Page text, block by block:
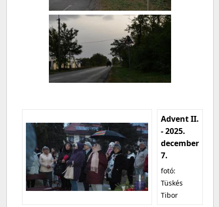
Advent II.
- 2025.
december
7.
fotó:
Tüskés
Tibor